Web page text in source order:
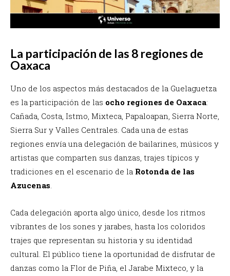
La participación de las 8 regiones de
Oaxaca
Uno de los aspectos más destacados de la Guelaguetza
es la participación de las ocho regiones de Oaxaca:
Cañada, Costa, Istmo, Mixteca, Papaloapan, Sierra Norte,
Sierra Sur y Valles Centrales. Cada una de estas
regiones envía una delegación de bailarines, músicos y
artistas que comparten sus danzas, trajes típicos y
tradiciones en el escenario de la Rotonda de las
Azucenas.
Cada delegación aporta algo único, desde los ritmos
vibrantes de los sones y jarabes, hasta los coloridos
trajes que representan su historia y su identidad
cultural. El público tiene la oportunidad de disfrutar de
danzas como la Flor de Piña, el Jarabe Mixteco, y la